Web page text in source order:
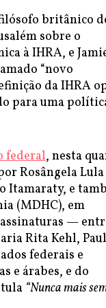
britânico
sobre o
à IHRA, e
“novo
da IHRA
para uma
federal, nesta
Rosângela
Itamaraty, e
(MDHC), em
—
Rita Kehl,
federais e
e árabes, e do
“Nunca mais